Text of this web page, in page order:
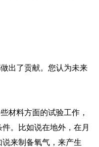
出了贡献。您认为未来
材料方面的试验工作，
。比如说在地外，在月
来制备氧气，来产生